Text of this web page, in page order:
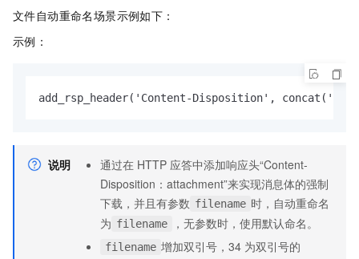
文件自动重命名场景示例如下：
示例：
add_rsp_header('Content-Disposition',
说明 通过在 HTTP 应答中添加响应头“Content-
Disposition：attachment”来实现消息体的强制
下载，并且有参数 filename 时，自动重命名
为 filename ，无参数时，使用默认命名。
filename 增加双引号，34 为双引号的